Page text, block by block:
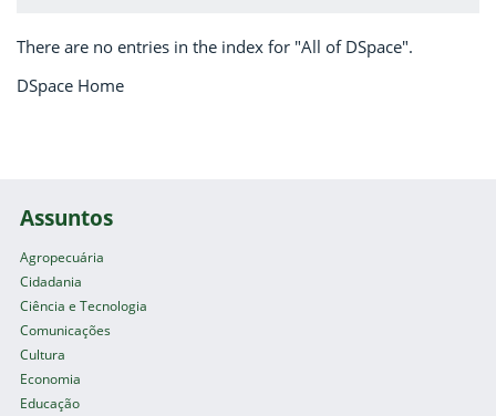
There are no entries in the index for "All of DSpace".
DSpace Home
Assuntos
Agropecuária
Cidadania
Ciência e Tecnologia
Comunicações
Cultura
Economia
Educação